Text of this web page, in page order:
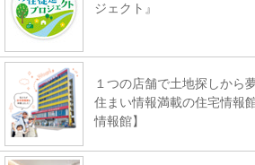
ジェクト』
１つの店舗で土地探しから
住まい情報満載の住宅情報
情報館】